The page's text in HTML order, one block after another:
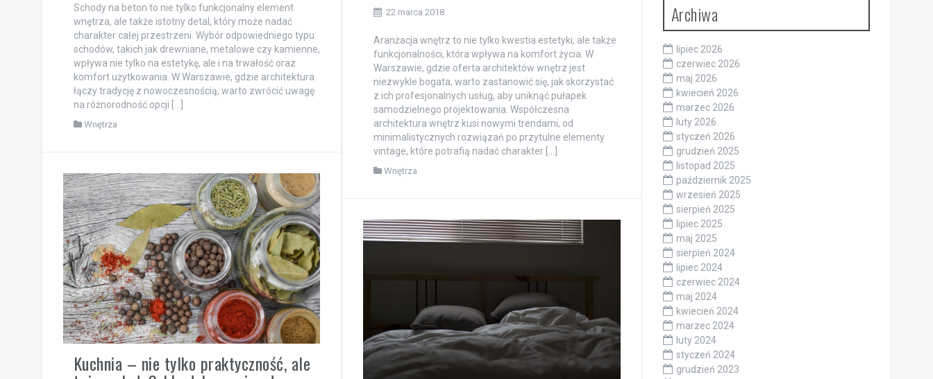
Schody na beton to nie tylko funkcjonalny element
wnętrza, ale także istotny detal, który może nadać
charakter całej przestrzeni. Wybór odpowiedniego typu
schodów, takich jak drewniane, metalowe czy kamienne,
wpływa nie tylko na estetykę, ale i na trwałość oraz
komfort użytkowania. W Warszawie, gdzie architektura
łączy tradycję z nowoczesnością, warto zwrócić uwagę
na różnorodność opcji […]
Wnętrza
22 marca 2018
Aranżacja wnętrz to nie tylko kwestia estetyki, ale także
funkcjonalności, która wpływa na komfort życia. W
Warszawie, gdzie oferta architektów wnętrz jest
niezwykle bogata, warto zastanowić się, jak skorzystać
z ich profesjonalnych usług, aby uniknąć pułapek
samodzielnego projektowania. Współczesna
architektura wnętrz kusi nowymi trendami, od
minimalistycznych rozwiązań po przytulne elementy
vintage, które potrafią nadać charakter […]
Wnętrza
Kuchnia – nie tylko praktyczność, ale
Archiwa
lipiec 2026
czerwiec 2026
maj 2026
kwiecień 2026
marzec 2026
luty 2026
styczeń 2026
grudzień 2025
listopad 2025
październik 2025
wrzesień 2025
sierpień 2025
lipiec 2025
maj 2025
sierpień 2024
lipiec 2024
czerwiec 2024
maj 2024
kwiecień 2024
marzec 2024
luty 2024
styczeń 2024
grudzień 2023